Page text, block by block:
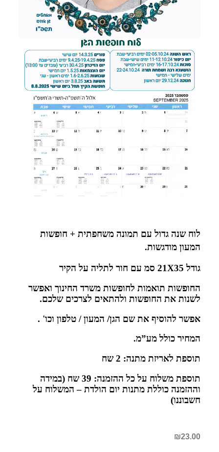
לוח שנה גדול עם תמונה משחפתית + חופשות
המעון מודגשות.
גודל 21X35 סמ עם חור לתליה על הקיר
החופשות תואמות לחופשות משרד החינוך ואפשר
לשנות את החופשות ולהתאים לצרכים שלכם.
אפשר להוסיף את שם הגן/ המעון / טלפון וכו' .
המחיר כולל מע”מ.
תוספת לאריזת מתנה: 2 שח
תוספת משלוח על כל ההזמנה: 39 שח (במידה
וההזמנה כוללת מתנות יום הולדת – המשלוח על
חשבוננו)
₪23.00